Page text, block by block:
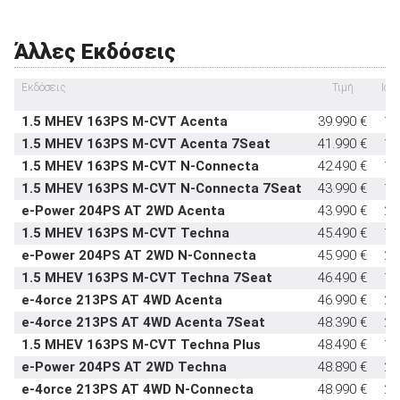
Υπηρεσία κλήσης οδικής βοήθειας σε
στάνταρντ
Σύστημα αναγνώρισης οδικών σημάτων
στάνταρντ
Σύστημα αυτόματου παρκαρίσματος
στάνταρντ
Άλλες Εκδόσεις
Εκδόσεις Τιμή
1.5 MHEV 163PS M-CVT Acenta 39.990 €
1.5 MHEV 163PS M-CVT Acenta 7Seat
41.990 €
1.5 MHEV 163PS M-CVT N-Connecta
42.490 €
1.5 MHEV 163PS M-CVT N-Connecta 7Seat
43.990 €
e-Power 204PS AT 2WD Acenta
43.990 €
1.5 MHEV 163PS M-CVT Techna
45.490 €
e-Power 204PS AT 2WD N-Connecta
45.990 €
1.5 MHEV 163PS M-CVT Techna 7Seat
46.490 €
e-4orce 213PS AT 4WD Acenta
46.990 €
e-4orce 213PS AT 4WD Acenta 7Seat
48.390 €
1.5 MHEV 163PS M-CVT Techna Plus
48.490 €
e-Power 204PS AT 2WD Techna
48.890 €
e-4orce 213PS AT 4WD N-Connecta
48.990 €